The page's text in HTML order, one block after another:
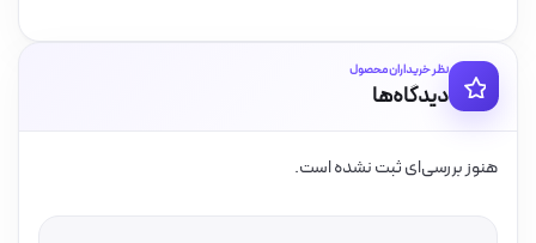
نظر خریداران محصول
دیدگاه‌ها
هنوز بررسی‌ای ثبت نشده است.